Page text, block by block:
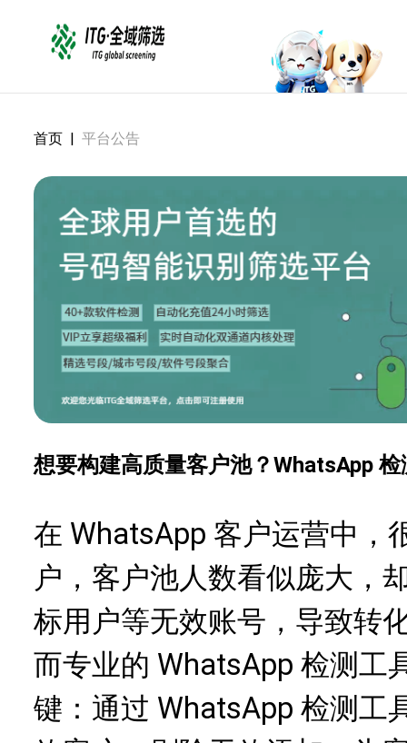
首页 | 平台公告
想要构建高质量客户池？WhatsApp
在 WhatsApp 客户运营中，
户，客户池人数看似庞大，
标用户等无效账号，导致转
而专业的 WhatsApp 检测工
键：通过 WhatsApp 检测工